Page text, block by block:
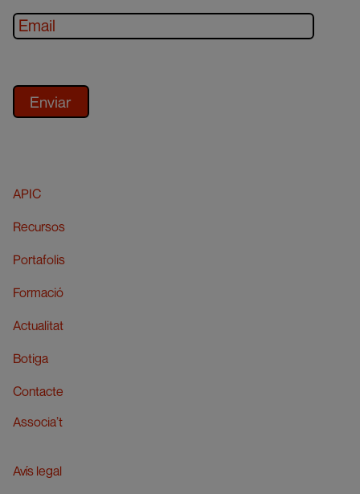
APIC
Recursos
Portafolis
Formació
Actualitat
Botiga
Contacte
Associa’t
Avís legal